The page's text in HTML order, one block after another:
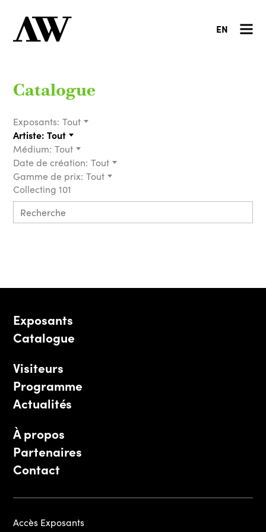
EN
Catalogue
Exposants: Tout
Artiste: Tout
Médium: Tout
Date de création: Tout
Gamme de prix: Tout
Collecting 101
Exposants
Catalogue
Visiteurs
Programme
Actualités
À propos
Partenaires
Contact
Accès Exposants